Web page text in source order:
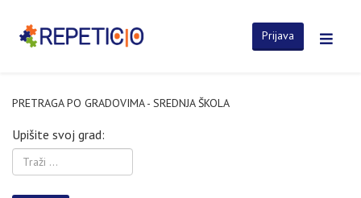
Prijava
PRETRAGA PO GRADOVIMA - SREDNJA ŠKOLA
Upišite svoj grad: